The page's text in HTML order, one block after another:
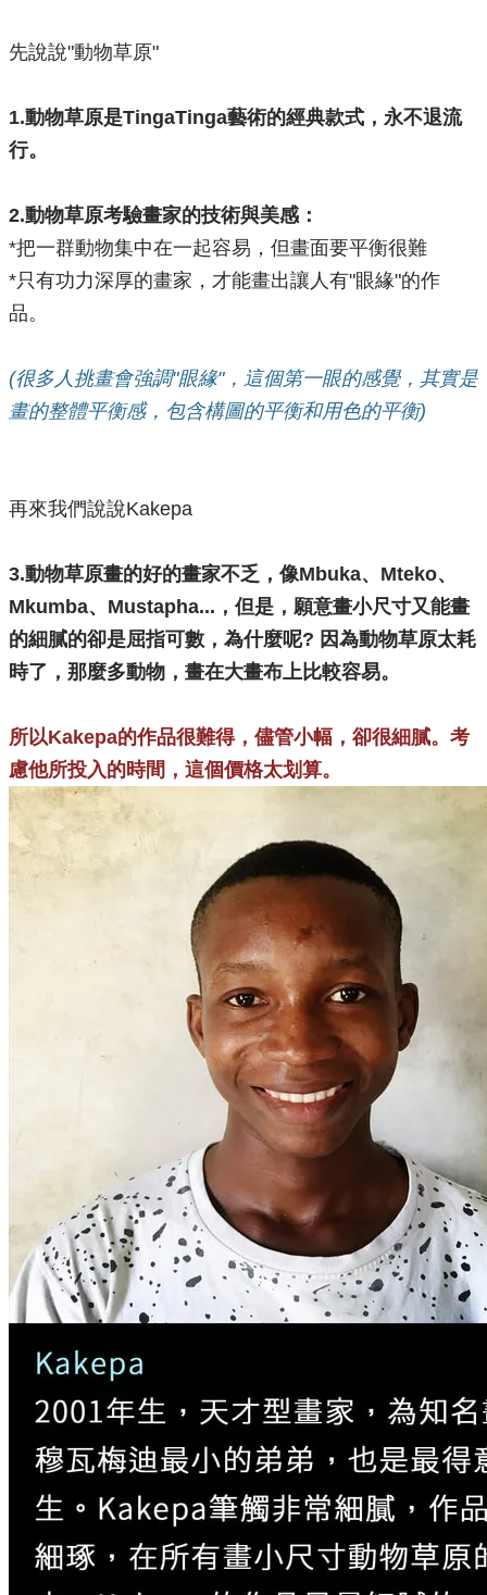
先說說"動物草原"
1.動物草原是TingaTinga藝術的經典款式，永不退流
行。
2.動物草原考驗畫家的技術與美感：
*把一群動物集中在一起容易，但畫面要平衡很難
*只有功力深厚的畫家，才能畫出讓人有"眼緣"的作
品。
(很多人挑畫會強調"眼緣"，這個第一眼的感覺，其實是
畫的整體平衡感，包含構圖的平衡和用色的平衡)
再來我們說說Kakepa
3.動物草原畫的好的畫家不乏，像Mbuka、Mteko、
Mkumba、Mustapha...，但是，願意畫小尺寸又能畫
的細膩的卻是屈指可數，為什麼呢? 因為動物草原太耗
時了，那麼多動物，畫在大畫布上比較容易。
所以Kakepa的作品很難得，儘管小幅，卻很細膩。考
慮他所投入的時間，這個價格太划算。